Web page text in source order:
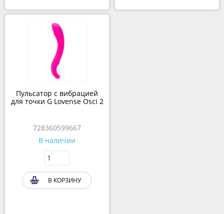
Пульсатор с вибрацией
для точки G Lovense Osci 2
728360599667
В наличии
В КОРЗИНУ